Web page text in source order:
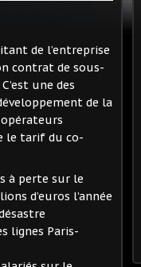
de l’entreprise
contrat de sous-
une des
de la
le tarif du co-
à perte sur le
d’euros l’année
lignes Paris-